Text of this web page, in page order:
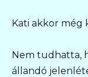
Kati akkor még
Nem tudhatta,
állandó